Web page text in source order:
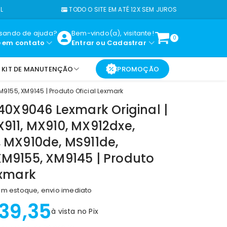
TODO O SITE EM ATÉ 12X SEM JUROS
de ajuda?
em contato
Bem-vindo(a), visitante!
Entrar ou Cadastrar
0
KIT DE MANUTENÇÃO PROMOÇÃO
XM9145 | Produto Oficial Lexmark
Lexmark Original |
MX910, MX912dxe,
MS911de,
XM9145 | Produto
estoque, envio imediato
à vista no Pix